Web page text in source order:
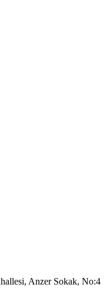
Anzer Sokak, No:4